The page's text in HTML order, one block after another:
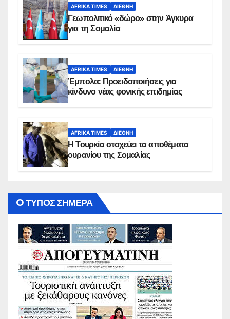
AFRIKA TIMES ΔΙΕΘΝΉ
Γεωπολιτικό «δώρο» στην Άγκυρα
για τη Σομαλία
AFRIKA TIMES ΔΙΕΘΝΉ
Έμπολα: Προειδοποιήσεις για
κίνδυνο νέας φονικής επιδημίας
AFRIKA TIMES ΔΙΕΘΝΉ
Η Τουρκία στοχεύει τα αποθέματα
ουρανίου της Σομαλίας
O ΤΥΠΟΣ ΣΗΜΕΡΑ